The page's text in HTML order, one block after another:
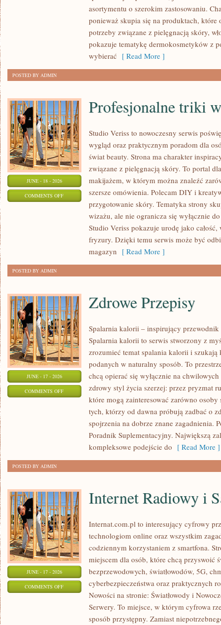
asortymentu o szerokim zastosowaniu.
ponieważ skupia się na produktach, które
potrzeby związane z pielęgnacją skóry,
pokazuje tematykę dermokosmetyków z
wybierać [ Read More ]
POSTED BY ADMIN
JUNE - 18 - 2026
COMMENTS OFFON
PROFESJONALNE
WIZAŻYSTÓW
Profesjonalne triki
Studio Veriss to nowoczesny serwis
wygląd oraz praktycznym poradom dla
świat beauty. Strona ma charakter
związane z pielęgnacją skóry. To portal
makijażem, w którym można znaleźć
szersze omówienia. Polecam DIY i
przygotowanie skóry. Tematyka strony
wizażu, ale nie ogranicza się wyłącznie
Studio Veriss pokazuje urodę jako
fryzury. Dzięki temu serwis może być
magazyn [ Read More ]
POSTED BY ADMIN
JUNE - 17 - 2026
COMMENTS OFFON
Zdrowe Przepisy
Spalarnia kalorii – inspirujący
Spalarnia kalorii to serwis stworzony z
zrozumieć temat spalania kalorii i
podanych w naturalny sposób. To
chcą opierać się wyłącznie na
zdrowy styl życia szerzej: przez pryzmat
które mogą zainteresować zarówno
tych, którzy od dawna próbują zadbać o
spojrzenia na dobrze znane zagadnienia.
Poradnik Suplementacyjny. Największą
kompleksowe podejście do [ Read More ]
POSTED BY ADMIN
JUNE - 17 - 2026
COMMENTS OFFON
Internet Radiowy i
Internat.com.pl to interesujący cyfrowy
technologiom online oraz wszystkim
codziennym korzystaniem z smartfona.
miejscem dla osób, które chcą przyswoić
bezprzewodowych, światłowodów, 5G,
cyberbezpieczeństwa oraz praktycznych
Nowości na stronie: Światłowody i
Serwery. To miejsce, w którym cyfrowa
sposób przystępny. Zamiast